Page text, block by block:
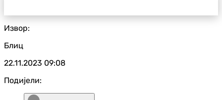
Извор:
Блиц
22.11.2023 09:08
Подијели: